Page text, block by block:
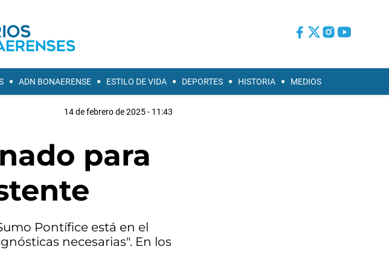
ADN BONAERENSE ESTILO DE VIDA DEPORTES HISTORIA MEDIOS
14 de febrero de 2025 - 11:43
para
Pontífice está en el
necesarias". En los